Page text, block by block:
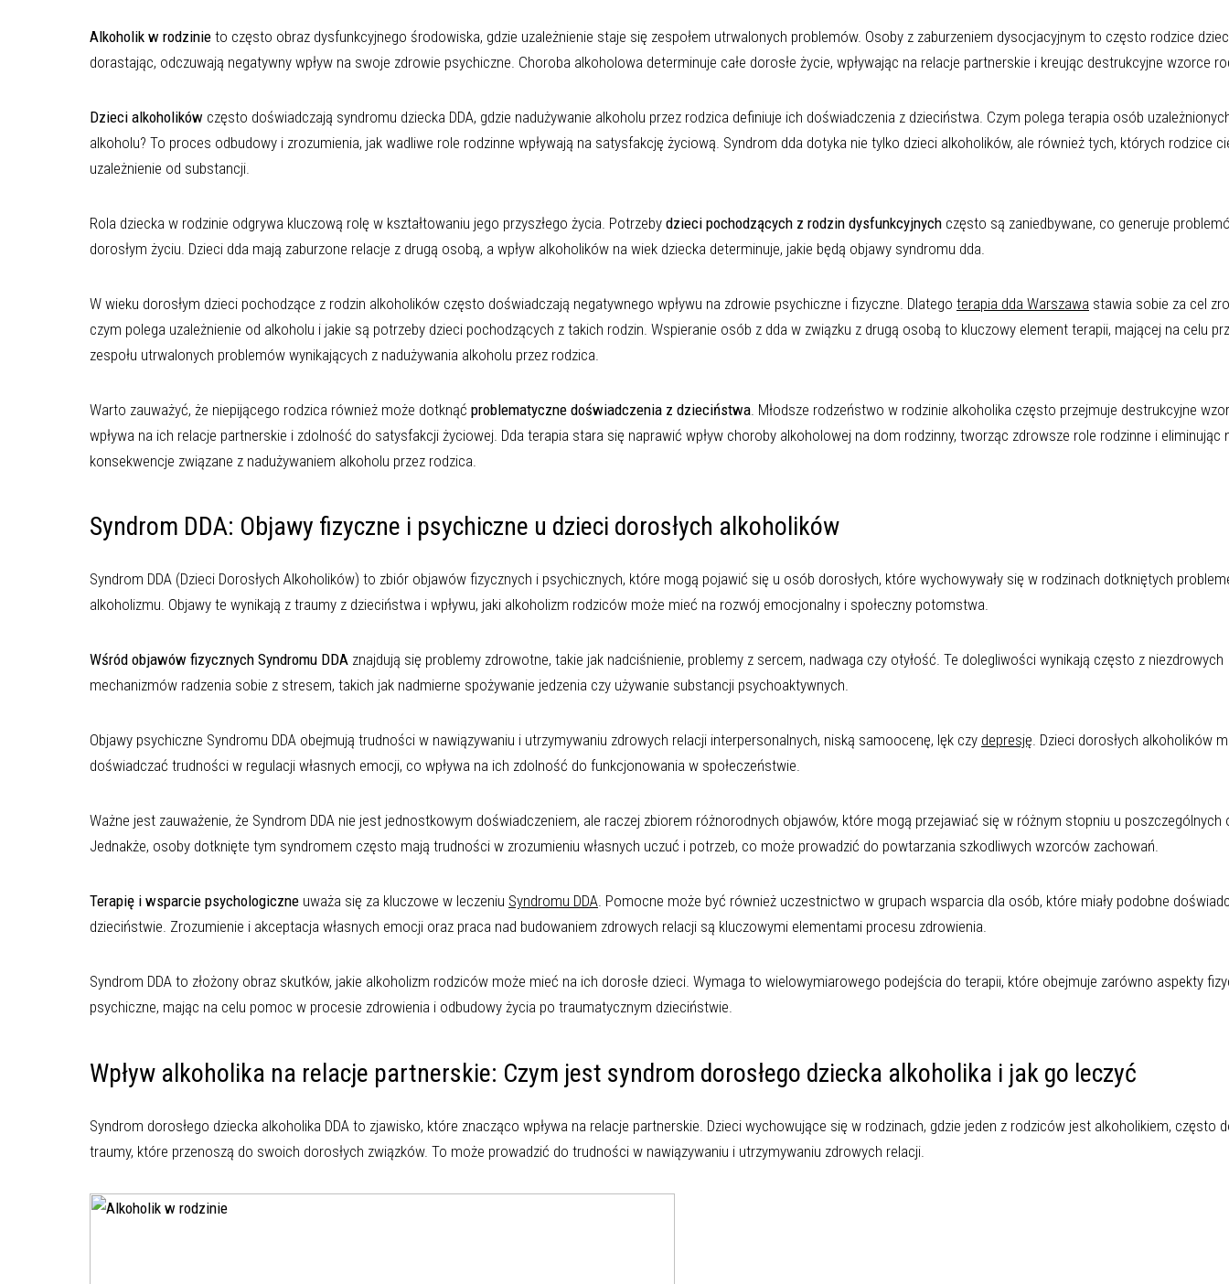
Alkoholik w rodzinie to często obraz dysfunkcyjnego środowiska, gdzie uzależnienie staje się zespołem utrwalonych problemów. Osoby z zaburzeniem dysocjacyjnym to często rodzice
dorastając, odczuwają negatywny wpływ na swoje zdrowie psychiczne. Choroba alkoholowa determinuje całe dorosłe życie, wpływając na relacje partnerskie i kreując destrukcyjne wzorce
Dzieci alkoholików często doświadczają syndromu dziecka DDA, gdzie nadużywanie alkoholu przez rodzica definiuje ich doświadczenia z dzieciństwa. Czym polega terapia osób
alkoholu? To proces odbudowy i zrozumienia, jak wadliwe role rodzinne wpływają na satysfakcję życiową. Syndrom dda dotyka nie tylko dzieci alkoholików, ale również tych, których rodzice
uzależnienie od substancji.
Rola dziecka w rodzinie odgrywa kluczową rolę w kształtowaniu jego przyszłego życia. Potrzeby dzieci pochodzących z rodzin dysfunkcyjnych często są zaniedbywane, co generuje
dorosłym życiu. Dzieci dda mają zaburzone relacje z drugą osobą, a wpływ alkoholików na wiek dziecka determinuje, jakie będą objawy syndromu dda.
W wieku dorosłym dzieci pochodzące z rodzin alkoholików często doświadczają negatywnego wpływu na zdrowie psychiczne i fizyczne. Dlatego terapia dda Warszawa stawia sobie za cel
czym polega uzależnienie od alkoholu i jakie są potrzeby dzieci pochodzących z takich rodzin. Wspieranie osób z dda w związku z drugą osobą to kluczowy element terapii, mającej na celu
zespołu utrwalonych problemów wynikających z nadużywania alkoholu przez rodzica.
Warto zauważyć, że niepijącego rodzica również może dotknąć problematyczne doświadczenia z dzieciństwa . Młodsze rodzeństwo w rodzinie alkoholika często przejmuje destrukcyjne
wpływa na ich relacje partnerskie i zdolność do satysfakcji życiowej. Dda terapia stara się naprawić wpływ choroby alkoholowej na dom rodzinny, tworząc zdrowsze role rodzinne i eliminując
konsekwencje związane z nadużywaniem alkoholu przez rodzica.
Syndrom DDA: Objawy fizyczne i psychiczne u dzieci dorosłych alkoholików
Syndrom DDA (Dzieci Dorosłych Alkoholików) to zbiór objawów fizycznych i psychicznych, które mogą pojawić się u osób dorosłych, które wychowywały się w rodzinach dotkniętych
alkoholizmu. Objawy te wynikają z traumy z dzieciństwa i wpływu, jaki alkoholizm rodziców może mieć na rozwój emocjonalny i społeczny potomstwa.
Wśród objawów fizycznych Syndromu DDA znajdują się problemy zdrowotne, takie jak nadciśnienie, problemy z sercem, nadwaga czy otyłość. Te dolegliwości wynikają często z niezdrowych
mechanizmów radzenia sobie z stresem, takich jak nadmierne spożywanie jedzenia czy używanie substancji psychoaktywnych.
Objawy psychiczne Syndromu DDA obejmują trudności w nawiązywaniu i utrzymywaniu zdrowych relacji interpersonalnych, niską samoocenę, lęk czy depresję. Dzieci dorosłych alkoholików
doświadczać trudności w regulacji własnych emocji, co wpływa na ich zdolność do funkcjonowania w społeczeństwie.
Ważne jest zauważenie, że Syndrom DDA nie jest jednostkowym doświadczeniem, ale raczej zbiorem różnorodnych objawów, które mogą przejawiać się w różnym stopniu u poszczególnych
Jednakże, osoby dotknięte tym syndromem często mają trudności w zrozumieniu własnych uczuć i potrzeb, co może prowadzić do powtarzania szkodliwych wzorców zachowań.
Terapię i wsparcie psychologiczne uważa się za kluczowe w leczeniu Syndromu DDA. Pomocne może być również uczestnictwo w grupach wsparcia dla osób, które miały podobne
dzieciństwie. Zrozumienie i akceptacja własnych emocji oraz praca nad budowaniem zdrowych relacji są kluczowymi elementami procesu zdrowienia.
Syndrom DDA to złożony obraz skutków, jakie alkoholizm rodziców może mieć na ich dorosłe dzieci. Wymaga to wielowymiarowego podejścia do terapii, które obejmuje zarówno aspekty
psychiczne, mając na celu pomoc w procesie zdrowienia i odbudowy życia po traumatycznym dzieciństwie.
Wpływ alkoholika na relacje partnerskie: Czym jest syndrom dorosłego dziecka alkoholika i jak go leczyć
Syndrom dorosłego dziecka alkoholika DDA to zjawisko, które znacząco wpływa na relacje partnerskie. Dzieci wychowujące się w rodzinach, gdzie jeden z rodziców jest alkoholikiem, często
traumy, które przenoszą do swoich dorosłych związków. To może prowadzić do trudności w nawiązywaniu i utrzymywaniu zdrowych relacji.